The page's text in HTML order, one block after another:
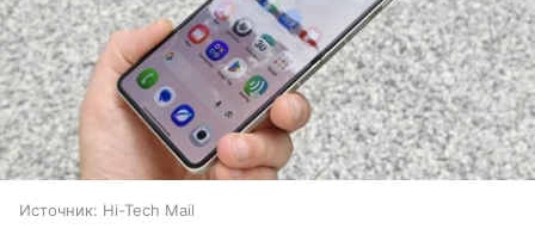
Источник: Hi-Tech Mail